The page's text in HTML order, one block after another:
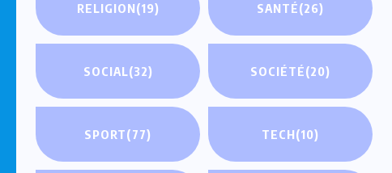
RELIGION(19) SANTÉ(26)
SOCIAL(32) SOCIÉTÉ(20)
SPORT(77) TECH(10)